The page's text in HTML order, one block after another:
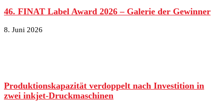
46. FINAT Label Award 2026 – Galerie der Gewinner
8. Juni 2026
Produktionskapazität verdoppelt nach Investition in
zwei inkjet-Druckmaschinen